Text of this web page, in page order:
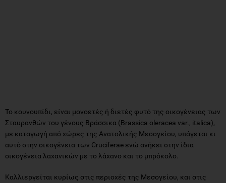
Το κουνουπίδι, είναι μονοετές ή διετές φυτό της οικογένειας των
Σταυρανθών του γένους Βράσσικα (Brassica oleracea var., italica),
με καταγωγή από χώρες της Ανατολικής Μεσογείου, υπάγεται κι
αυτό στην οικογένεια των Cruciferae ενώ ανήκει στην ίδια
οικογένεια λαχανικών με το λάχανο και το μπρόκολο.
Καλλιεργείται κυρίως στις περιοχές της Μεσογείου, και στις